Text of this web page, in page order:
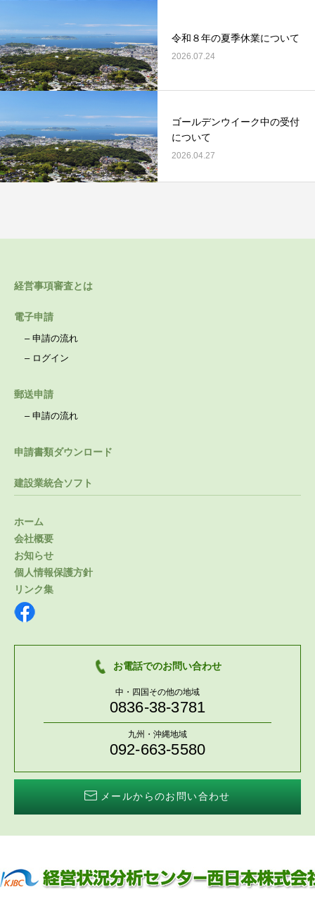
令和８年の夏季休業について
2026.07.24
ゴールデンウイーク中の受付
について
2026.04.27
経営事項審査とは
電子申請
– 申請の流れ
– ログイン
郵送申請
– 申請の流れ
申請書類ダウンロード
建設業統合ソフト
ホーム
会社概要
お知らせ
個人情報保護方針
リンク集
お電話でのお問い合わせ
中・四国その他の地域
0836-38-3781
九州・沖縄地域
092-663-5580
メールからのお問い合わせ